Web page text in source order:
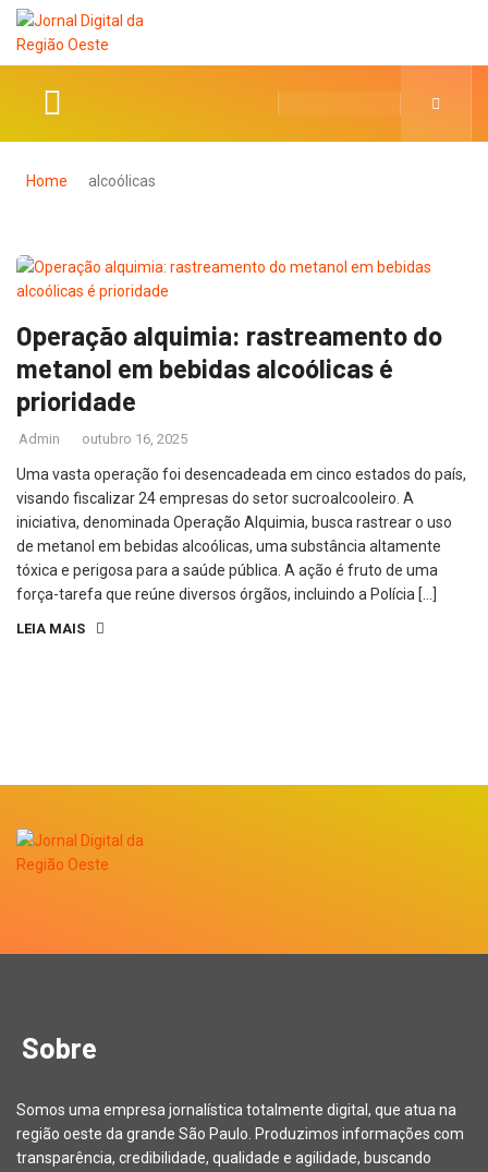
Home alcoólicas
Operação alquimia: rastreamento do
metanol em bebidas alcoólicas é
prioridade
Admin outubro 16, 2025
Uma vasta operação foi desencadeada em cinco estados do país,
visando fiscalizar 24 empresas do setor sucroalcooleiro. A
iniciativa, denominada Operação Alquimia, busca rastrear o uso
de metanol em bebidas alcoólicas, uma substância altamente
tóxica e perigosa para a saúde pública. A ação é fruto de uma
força-tarefa que reúne diversos órgãos, incluindo a Polícia […]
LEIA MAIS
Sobre
Somos uma empresa jornalística totalmente digital, que atua na
região oeste da grande São Paulo. Produzimos informações com
transparência, credibilidade, qualidade e agilidade, buscando